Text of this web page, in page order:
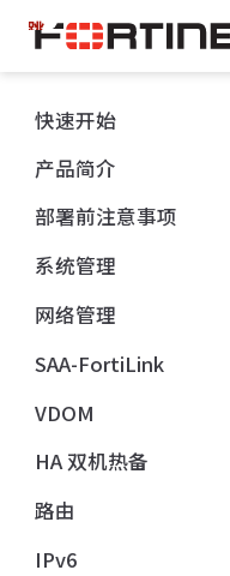
跳
至
主
內
容
快速开始
产品简介
部署前注意事项
系统管理
网络管理
SAA-FortiLink
VDOM
HA 双机热备
路由
IPv6